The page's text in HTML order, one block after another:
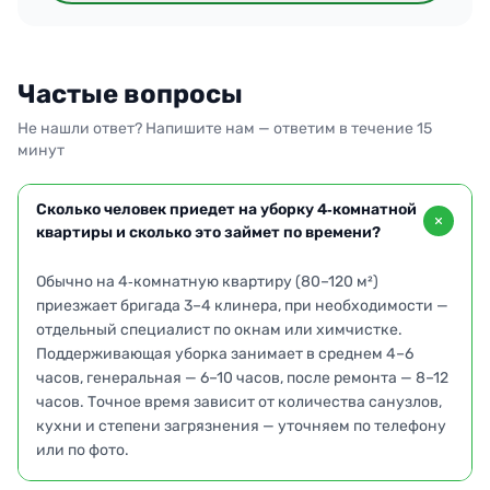
Частые вопросы
Не нашли ответ? Напишите нам — ответим в течение 15
минут
Сколько человек приедет на уборку 4‑комнатной
квартиры и сколько это займет по времени?
Обычно на 4‑комнатную квартиру (80–120 м²)
приезжает бригада 3–4 клинера, при необходимости —
отдельный специалист по окнам или химчистке.
Поддерживающая уборка занимает в среднем 4–6
часов, генеральная — 6–10 часов, после ремонта — 8–12
часов. Точное время зависит от количества санузлов,
кухни и степени загрязнения — уточняем по телефону
или по фото.